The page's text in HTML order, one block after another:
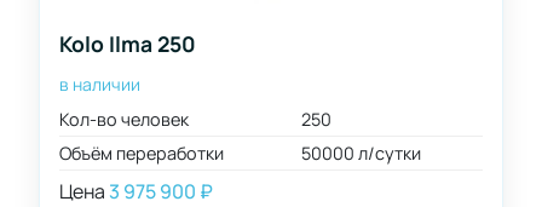
Kolo Ilma 250
в наличии
Кол-во человек
250
Объём переработки
50000 л/сутки
Цена 3 975 900 ₽